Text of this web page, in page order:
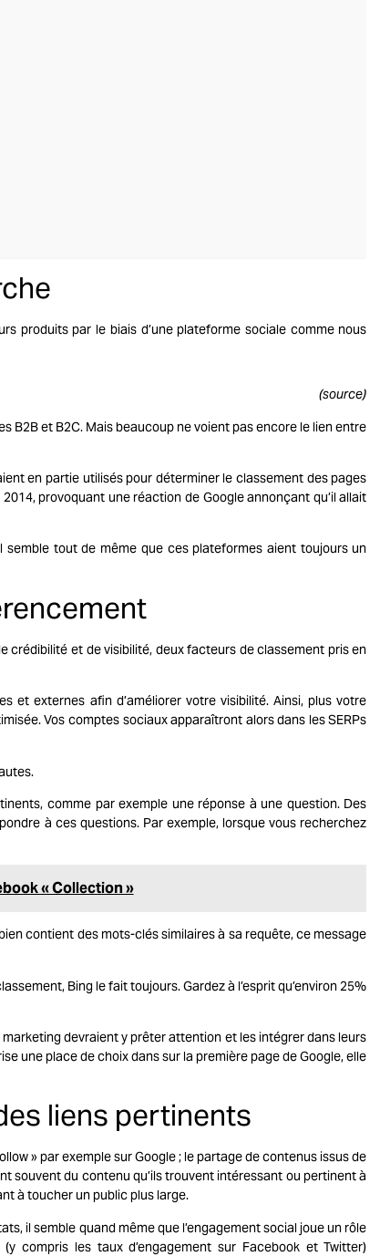
produits par le biais d’une plateforme sociale comme nous
(source)
B2B et B2C. Mais beaucoup ne voient pas encore le lien entre
en partie utilisés pour déterminer le classement des pages
provoquant une réaction de Google annonçant qu’il allait
semble tout de même que ces plateformes aient toujours un
crédibilité et de visibilité, deux facteurs de classement pris en
et externes afin d’améliorer votre visibilité. Ainsi, plus votre
Vos comptes sociaux apparaîtront alors dans les SERPs
comme par exemple une réponse à une question. Des
à ces questions. Par exemple, lorsque vous recherchez
« Collection »
contient des mots-clés similaires à sa requête, ce message
Bing le fait toujours. Gardez à l’esprit qu’environ 25%
devraient y prêter attention et les intégrer dans leurs
une place de choix dans sur la première page de Google, elle
liens pertinents
» par exemple sur Google ; le partage de contenus issus de
souvent du contenu qu’ils trouvent intéressant ou pertinent à
à toucher un public plus large.
il semble quand même que l’engagement social joue un rôle
compris les taux d’engagement sur Facebooket Twitter)